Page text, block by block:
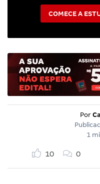
COMECE A
Por
1
10 0